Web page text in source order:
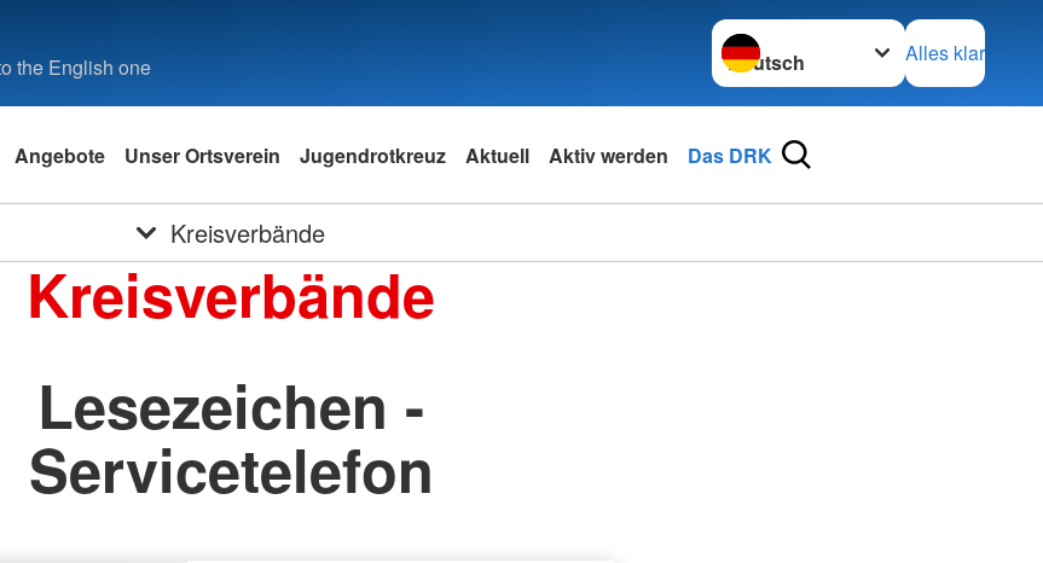
the English one
Sprache wechseln zu
Alles klar
Angebote Unser Ortsverein Jugendrotkreuz Aktuell Aktiv werden Das DRK
Kreisverbände
Kreisverbände
Lesezeichen -
Servicetelefon